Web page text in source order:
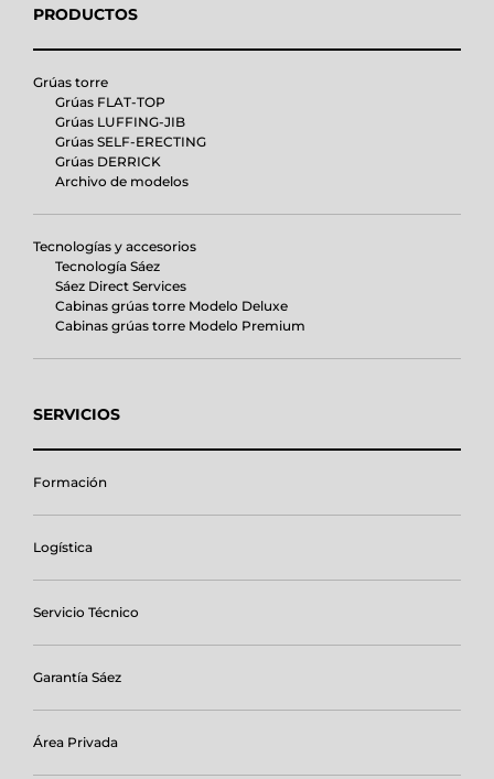
PRODUCTOS
Grúas torre
Grúas FLAT-TOP
Grúas LUFFING-JIB
Grúas SELF-ERECTING
Grúas DERRICK
Archivo de modelos
Tecnologías y accesorios
Tecnología Sáez
Sáez Direct Services
Cabinas grúas torre Modelo Deluxe
Cabinas grúas torre Modelo Premium
SERVICIOS
Formación
Logística
Servicio Técnico
Garantía Sáez
Área Privada